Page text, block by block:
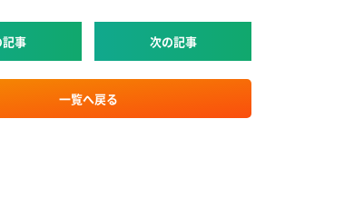
事 次の記事
一覧へ戻る